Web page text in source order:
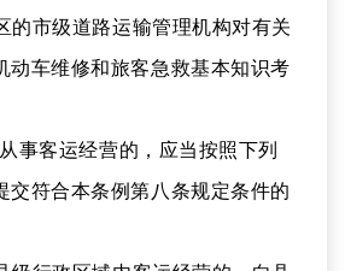
的市级道路运输管理机构对有关
动车维修和旅客急救基本知识考
事客运经营的，应当按照下列
交符合本条例第八条规定条件的